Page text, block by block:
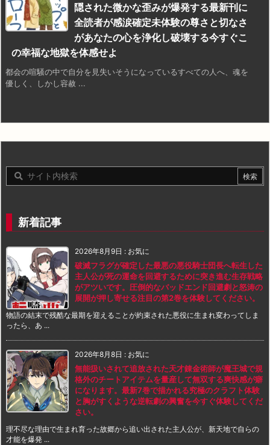
隠された微かな歪みが爆発する最新刊に
全読者が感涙確定未体験の尊さと切なさ
があなたの心を浄化し破壊する今すぐこ
の幸福な地獄を体感せよ
都会の喧騒の中で自分を見失いそうになっているすべての人へ、魂を
優しく、しかし容赦 ...
新着記事
2026年8月9日 : お気に
破滅フラグが確定した最悪の悪役騎士団長へ転生した
主人公が死の運命を回避するために突き進む生存戦略
がアツいです。圧倒的なバッドエンド回避劇と怒涛の
展開が押し寄せる注目の第2巻を体験してください。
物語の結末で残酷な最期を迎えることが約束された悪役に生まれ変わってしま
ったら、あ ...
2026年8月8日 : お気に
無能扱いされて追放された天才錬金術師が魔王城で規
格外のチートアイテムを量産して無双する爽快感が癖
になります。最新7巻で描かれる究極のクラフト体験
と胸がすくような逆転劇の興奮を今すぐ体験してくだ
さい。
理不尽な理由で生まれ育った故郷から追い出された主人公が、新天地で自らの
才能を爆発 ...